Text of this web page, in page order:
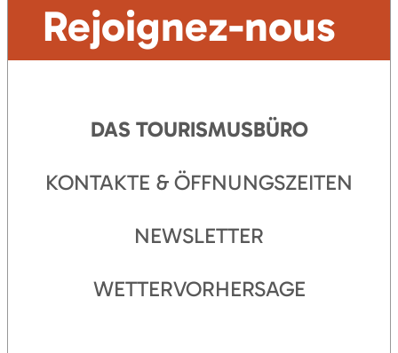
Rejoignez-nous
DAS TOURISMUSBÜRO
KONTAKTE & ÖFFNUNGSZEITEN
NEWSLETTER
WETTERVORHERSAGE